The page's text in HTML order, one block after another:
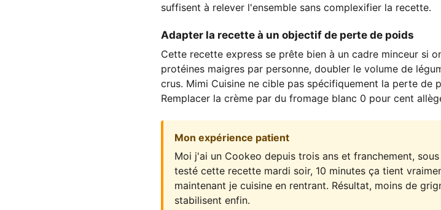
suffisent à relever l'ensemble sans complexifier la recette.
Adapter la recette à un objectif de perte de poids
Cette recette express se prête bien à un cadre minceur si
protéines maigres par personne, doubler le volume de
crus. Mimi Cuisine ne cible pas spécifiquement la perte de
Remplacer la crème par du fromage blanc 0 pour cent
Mon expérience patient
Moi j'ai un Cookeo depuis trois ans et franchement,
testé cette recette mardi soir, 10 minutes ça tient
maintenant je cuisine en rentrant. Résultat, moins de
stabilisent enfin.